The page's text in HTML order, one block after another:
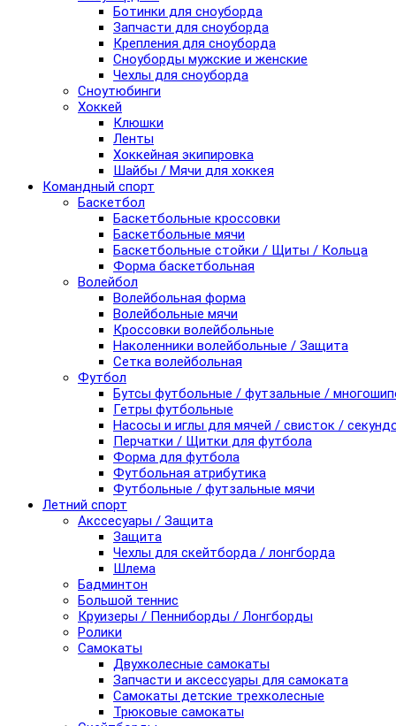
Ботинки для сноуборда
Запчасти для сноуборда
Крепления для сноуборда
Сноуборды мужские и женские
Чехлы для сноуборда
Сноутюбинги
Хоккей
Клюшки
Ленты
Хоккейная экипировка
Шайбы / Мячи для хоккея
Командный спорт
Баскетбол
Баскетбольные кроссовки
Баскетбольные мячи
Баскетбольные стойки / Щиты / Кольца
Форма баскетбольная
Волейбол
Волейбольная форма
Волейбольные мячи
Кроссовки волейбольные
Наколенники волейбольные / Защита
Сетка волейбольная
Футбол
Бутсы футбольные / футзальные /
Гетры футбольные
Насосы и иглы для мячей / свисток /
Перчатки / Щитки для футбола
Форма для футбола
Футбольная атрибутика
Футбольные / футзальные мячи
Летний спорт
Акссесуары / Защита
Защита
Чехлы для скейтборда / лонгборда
Шлема
Бадминтон
Большой теннис
Круизеры / Пенниборды / Лонгборды
Ролики
Самокаты
Двухколесные самокаты
Запчасти и аксессуары для самоката
Самокаты детские трехколесные
Трюковые самокаты